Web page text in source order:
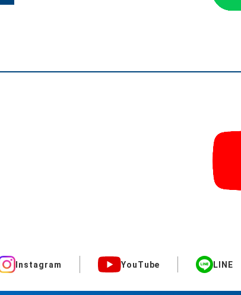
Instagram YouTube LINE